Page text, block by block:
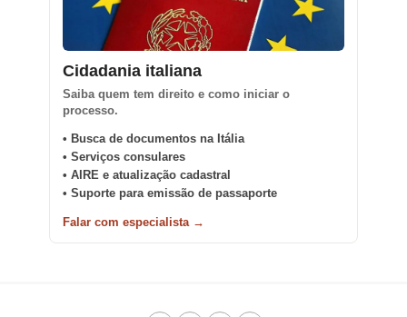
Cidadania italiana
Saiba quem tem direito e como iniciar o
processo.
• Busca de documentos na Itália
• Serviços consulares
• AIRE e atualização cadastral
• Suporte para emissão de passaporte
Falar com especialista →